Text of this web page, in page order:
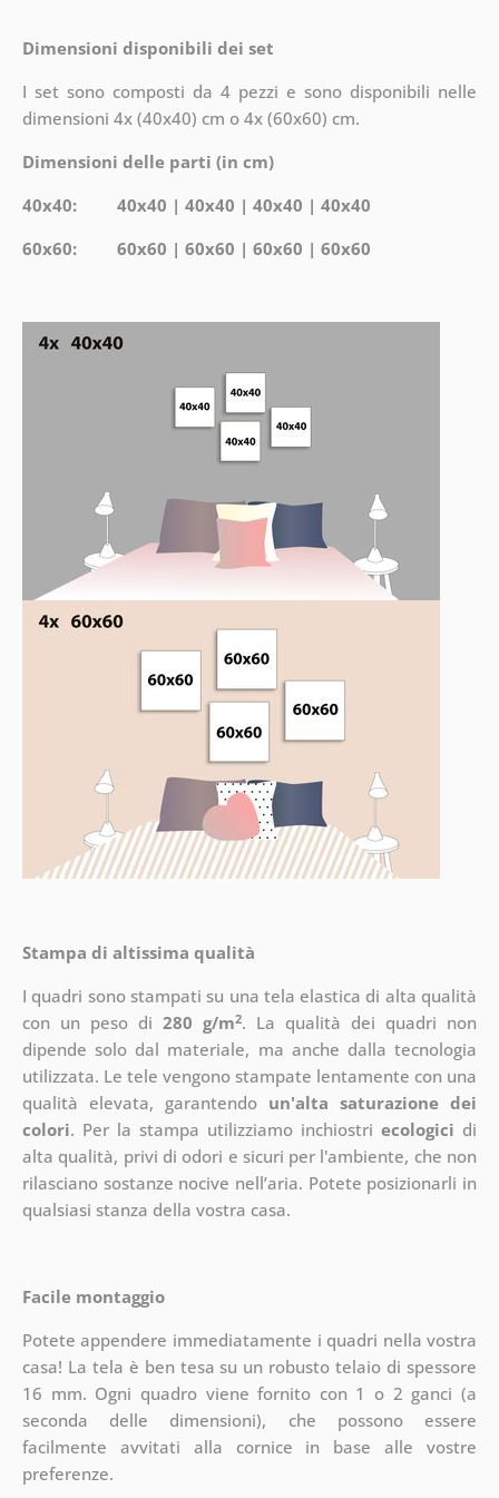
Dimensioni disponibili dei set
I set sono composti da 4 pezzi e sono disponibili nelle
dimensioni 4x (40x40) cm o 4x (60x60) cm.
Dimensioni delle parti (in cm)
40x40: 40x40 | 40x40 | 40x40 | 40x40
60x60: 60x60 | 60x60 | 60x60 | 60x60
Stampa di altissima qualità
I quadri sono stampati su una tela elastica di alta qualità
con un peso di 280 g/m2. La qualità dei quadri non
dipende solo dal materiale, ma anche dalla tecnologia
utilizzata. Le tele vengono stampate lentamente con una
qualità elevata, garantendo un'alta saturazione dei
colori. Per la stampa utilizziamo inchiostriecologici di
alta qualità, privi di odori e sicuri per l'ambiente, che non
rilasciano sostanze nocive nell’aria. Potete posizionarli in
qualsiasi stanza della vostra casa.
Facile montaggio
Potete appendere immediatamente i quadri nella vostra
casa! La tela è ben tesa su un robusto telaio di spessore
16 mm. Ogni quadro viene fornito con 1 o 2 ganci (a
seconda delle dimensioni), che possono essere
facilmente avvitati alla cornice in base alle vostre
preferenze.